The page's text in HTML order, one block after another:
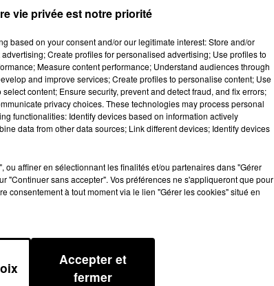
vie privée est notre priorité
based on your consent and/or our legitimate interest: Store and/or
Create profiles for personalised advertising; Use profiles to
Measure content performance; Understand audiences through
and improve services; Create profiles to personalise content; Use
content; Ensure security, prevent and detect fraud, and fix errors;
privacy choices. These technologies may process personal
functionalities: Identify devices based on information actively
data from other data sources; Link different devices; Identify devices
ou affiner en sélectionnant les finalités et/ou partenaires dans "Gérer
"Continuer sans accepter". Vos préférences ne s'appliqueront que pour
consentement à tout moment via le lien "Gérer les cookies" situé en
Accepter et
fermer